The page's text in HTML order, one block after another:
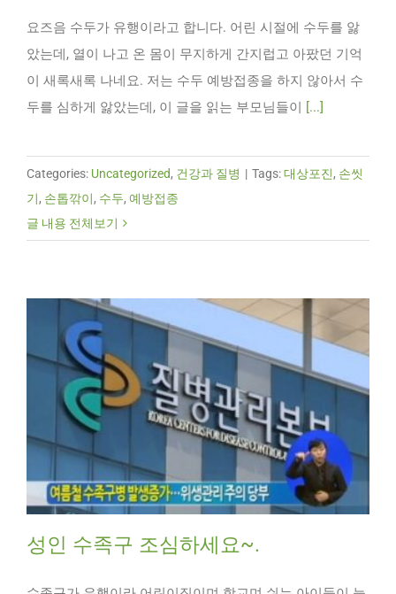
요즈음 수두가 유행이라고 합니다. 어린 시절에 수두를 앓
았는데, 열이 나고 온 몸이 무지하게 간지럽고 아팠던 기억
이 새록새록 나네요. 저는 수두 예방접종을 하지 않아서 수
두를 심하게 앓았는데, 이 글을 읽는 부모님들이 [...]
Categories: Uncategorized, 건강과 질병 | Tags:대상포진, 손씻
기, 손톱깎이, 수두, 예방접종
글 내용 전체보기
성인 수족구 조심하세요~.